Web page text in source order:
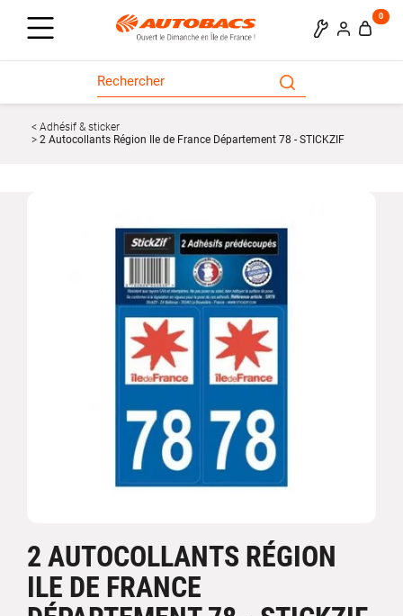
0
Adhésif & sticker
2 Autocollants Région Ile de France Département 78 - STICKZIF
2 AUTOCOLLANTS RÉGION
ILE DE FRANCE